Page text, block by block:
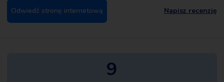
Odwiedź stronę internetową Napisz recenzję
9